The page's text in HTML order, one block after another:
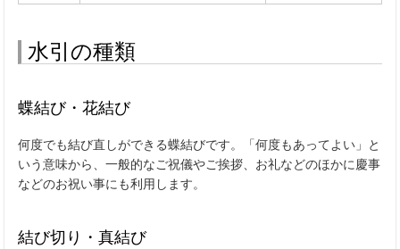
水引の種類
蝶結び・花結び
何度でも結び直しができる蝶結びです。「何度もあってよい」と
いう意味から、一般的なご祝儀やご挨拶、お礼などのほかに慶事
などのお祝い事にも利用します。
結び切り・真結び